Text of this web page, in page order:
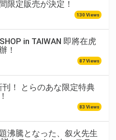
限定販売が決定！
130 Views
in TAIWAN 即將在虎
！
87 Views
！ とらのあな限定特典
83 Views
沸騰となった、叙火先生